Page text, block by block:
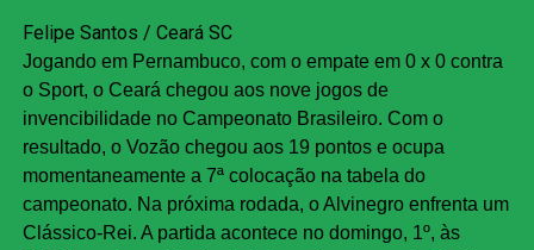
Felipe Santos / Ceará SC
Jogando em Pernambuco, com o empate em 0 x 0 contra
o Sport, o Ceará chegou aos nove jogos de
invencibilidade no Campeonato Brasileiro. Com o
resultado, o Vozão chegou aos 19 pontos e ocupa
momentaneamente a 7ª colocação na tabela do
campeonato. Na próxima rodada, o Alvinegro enfrenta um
Clássico-Rei. A partida acontece no domingo, 1º, às